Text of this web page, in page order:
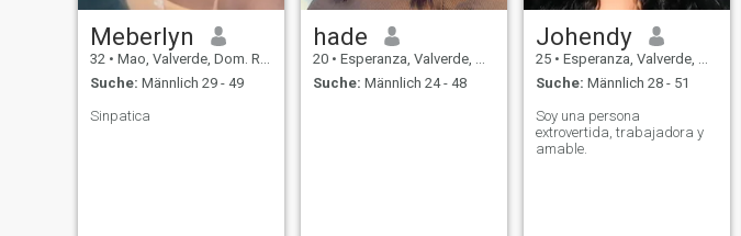
Meberlyn
32 • Mao, Valverde, Dom. Rep.
Suche: Männlich 29 - 49
Sinpatica
hade
20 • Esperanza, Valverde, Dom. Rep.
Suche: Männlich 24 - 48
Johendy
25 • Esperanza, Valverde, Dom. Rep.
Suche: Männlich 28 - 51
Soy una persona
extrovertida, trabajadora y
amable.